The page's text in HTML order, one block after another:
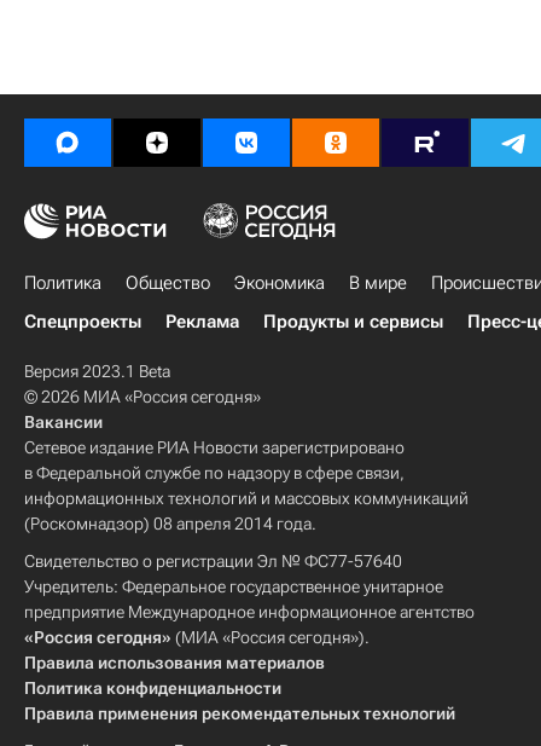
Политика Общество Экономика В мире
Спецпроекты
Реклама Продукты и сервисы Пресс-
Версия 2023.1 Beta
© 2026 МИА «Россия сегодня»
Вакансии
Сетевое издание РИА Новости зарегистрировано
в Федеральной службе по надзору в сфере связи,
информационных технологий и массовых коммуникаций
(Роскомнадзор) 08 апреля 2014 года.
Свидетельство о регистрации Эл № ФС77-57640
Учредитель: Федеральное государственное унитарное
предприятие Международное информационное агентство
«Россия сегодня» (МИА «Россия сегодня»).
Правила использования материалов
Политика конфиденциальности
Правила применения рекомендательных технологий